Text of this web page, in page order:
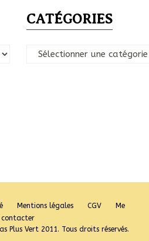
CATÉGORIES
Catégories
Mentions légales CGV
Me
contacter
Plus Vert 2011. Tous droits réservés.